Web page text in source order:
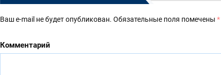
Ваш e-mail не будет опубликован. Обязательные поля помечены *
Комментарий